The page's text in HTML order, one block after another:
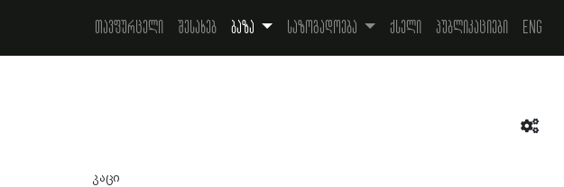
თავფურცელი შესახებ ბაზა საზოგადოება ქსელი პუბლიკაციები Eng
კაცი